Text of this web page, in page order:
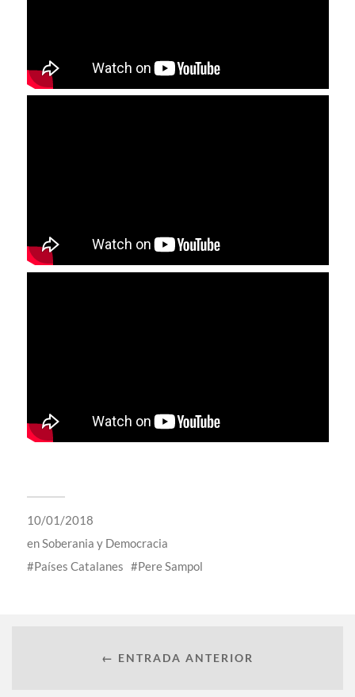
10/01/2018
en Soberania y Democracia
Países Catalanes
Pere Sampol
← ENTRADA ANTERIOR